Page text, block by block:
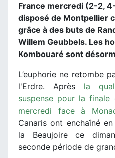
France mercredi (2-2,
disposé de Montpellier
grâce à des buts de
Willem Geubbels. Les
Kombouaré sont
L’euphorie ne retombe
l'Erdre. Après la
suspense pour la
mercredi face à
Canaris ont enchaîné
la Beaujoire ce
seconde période de